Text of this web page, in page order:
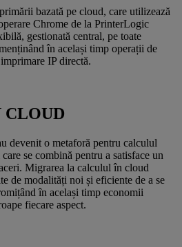
bazată pe cloud, care utilizează
Chrome de la PrinterLogic
gestionată central, pe toate
în același timp operații de
IP directă.
devenit o metaforă pentru calculul
se combină pentru a satisface un
Migrarea la calculul în cloud
de modalități noi și eficiente de a se
în același timp economii
fiecare aspect.